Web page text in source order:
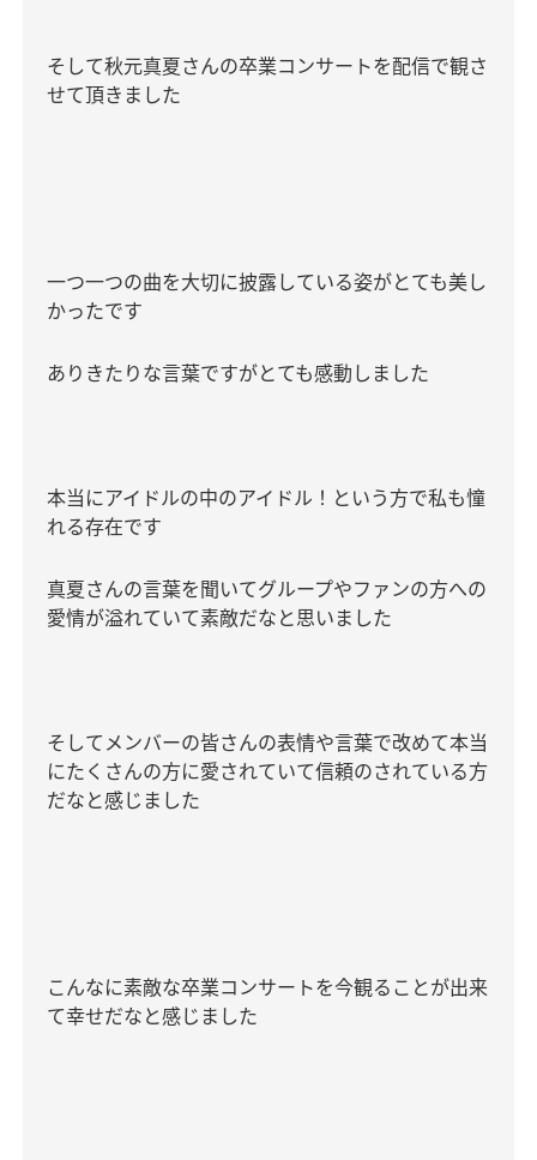
そして秋元真夏さんの卒業コンサートを配信で観さ
せて頂きました
一つ一つの曲を大切に披露している姿がとても美し
かったです
ありきたりな言葉ですがとても感動しました
本当にアイドルの中のアイドル！という方で私も憧
れる存在です
真夏さんの言葉を聞いてグループやファンの方への
愛情が溢れていて素敵だなと思いました
そしてメンバーの皆さんの表情や言葉で改めて本当
にたくさんの方に愛されていて信頼のされている方
だなと感じました
こんなに素敵な卒業コンサートを今観ることが出来
て幸せだなと感じました